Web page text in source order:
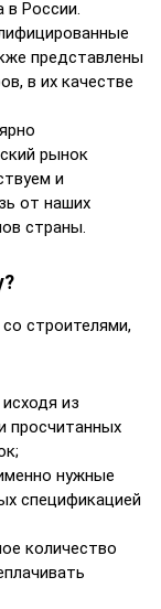
в России.
представлены
в их качестве
рынок
и
от наших
страны.
строителями,
из
просчитанных
нужные
спецификацией
количество